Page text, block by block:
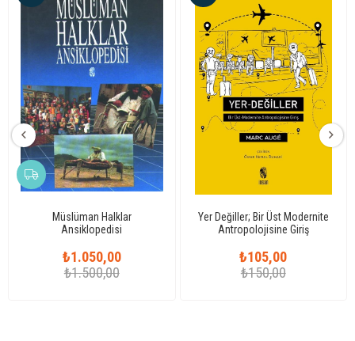
Müslüman Halklar
Ansiklopedisi
₺1.050,00
₺1.500,00
Yer Değiller; Bir Üst Modernite
Antropolojisine Giriş
₺105,00
₺150,00